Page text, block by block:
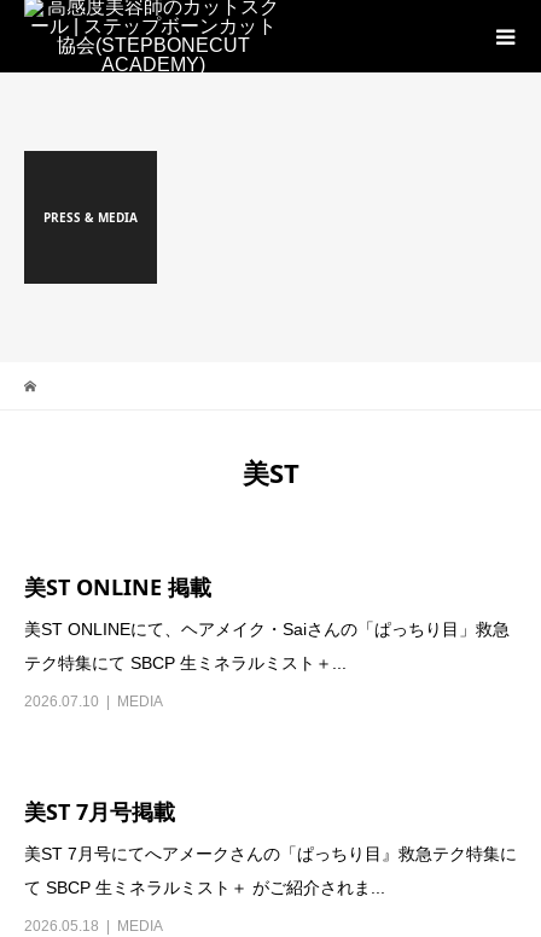
PRESS & MEDIA
美ST
美ST ONLINE 掲載
美ST ONLINEにて、ヘアメイク・Saiさんの「ぱっちり目」救急
テク特集にて SBCP 生ミネラルミスト＋...
2026.07.10 MEDIA
美ST 7月号掲載
美ST 7月号にてへアメークさんの「ぱっちり目』救急テク特集に
て SBCP 生ミネラルミスト＋ がご紹介されま...
2026.05.18 MEDIA